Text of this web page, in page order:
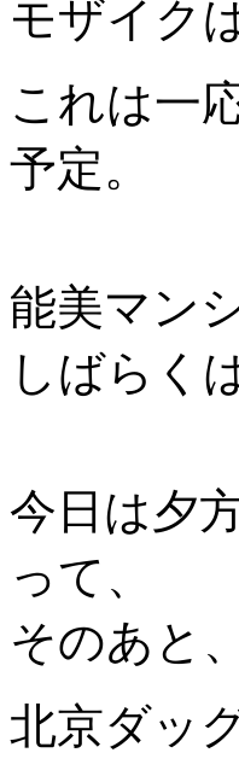
モザイク
これは一
予定。
能美マン
しばらく
今日は夕
って、
そのあと
北京ダッ